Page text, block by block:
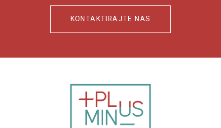
KONTAKTIRAJTE NAS